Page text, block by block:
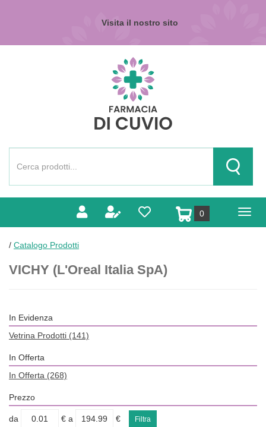
Visita il nostro sito
Prodotto
Cerca
0prodotti
inseriti
/ Catalogo Prodotti
VICHY (L'Oreal Italia SpA)
In Evidenza
Vetrina Prodotti (141)
In Offerta
In Offerta (268)
Prezzo
filtra
da €
filtra
a €